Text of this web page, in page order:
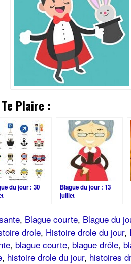
Plaire :
du jour : 30
Blague du jour : 13
juillet
, Blague courte, Blague du
drole, Histoire drole du jour,
, blague courte, blague drôle,
, histoire drole du jour, histoires